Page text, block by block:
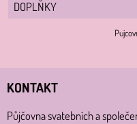
DOPLŇKY
KONTAKT
Půjčovna svatebních a